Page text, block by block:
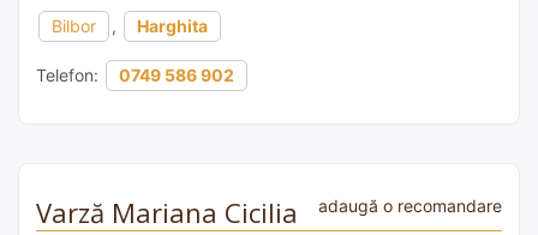
Bilbor , Harghita
Telefon: 0749 586 902
Varză Mariana Cicilia adaugă o recomandare